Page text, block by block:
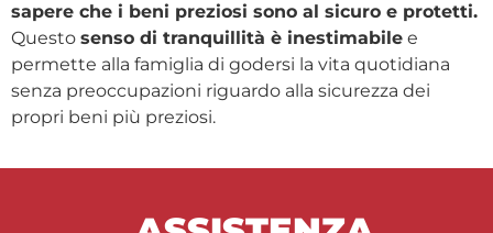
sapere che i beni preziosi sono al sicuro e protetti.
Questo senso di tranquillità è inestimabile e
permette alla famiglia di godersi la vita quotidiana
senza preoccupazioni riguardo alla sicurezza dei
propri beni più preziosi.